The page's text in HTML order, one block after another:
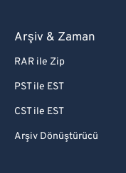
Arşiv & Zaman
RAR ile Zip
PST ile EST
CST ile EST
Arşiv Dönüştürücü